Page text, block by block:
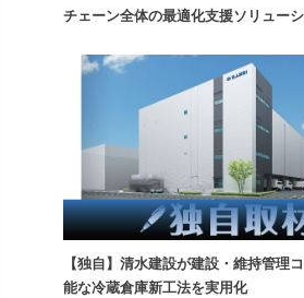
チェーン全体の最適化支援ソリュー
【独自】清水建設が建設・維持管理
能な冷蔵倉庫新工法を実用化